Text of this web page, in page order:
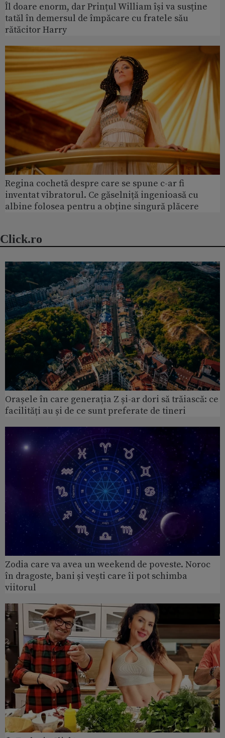
Îl doare enorm, dar Prințul William își va susține
tatăl în demersul de împăcare cu fratele său
rătăcitor Harry
Regina cochetă despre care se spune c-ar fi
inventat vibratorul. Ce găselniță ingenioasă cu
albine folosea pentru a obține singură plăcere
Click.ro
Orașele în care generația Z și-ar dori să trăiască: ce
facilități au și de ce sunt preferate de tineri
Zodia care va avea un weekend de poveste. Noroc
în dragoste, bani și vești care îi pot schimba
viitorul